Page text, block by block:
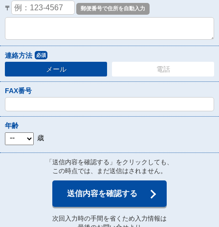
〒
連絡方法 必須
メール 電話
FAX番号
年齢
歳
「送信内容を確認する」をクリックしても、
この時点では、まだ送信はされません。
送信内容を確認する
次回入力時の手間を省くため入力情報は